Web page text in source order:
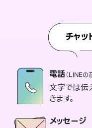
チャ
電話（LINEの
文字では伝
きます。
メッセージ